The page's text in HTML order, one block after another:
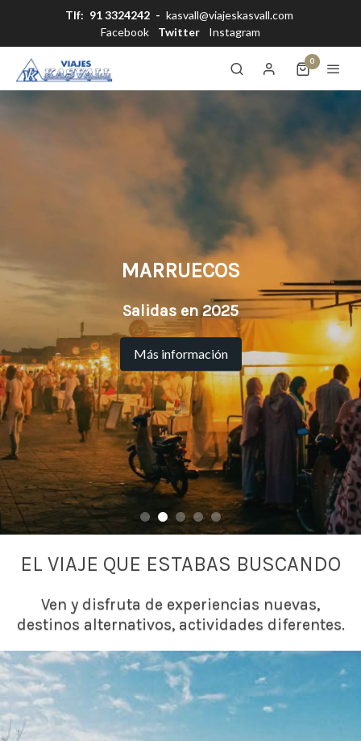
Tlf: 91 3324242 - kasvall@viajeskasvall.com
Facebook
Twitter Instagram
0
MARRUECOS
Salidas en 2025
Más información
EL VIAJE QUE ESTABAS BUSCANDO
Ven y disfruta de experiencias nuevas,
destinos alternativos, actividades diferentes.